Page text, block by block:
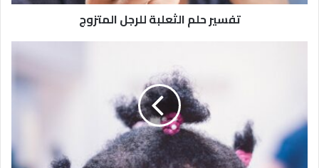
تفسير حلم الثعلبة للرجل المتزوج